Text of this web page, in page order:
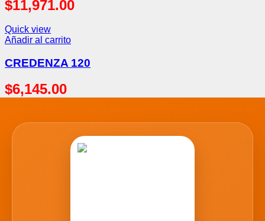
$11,971.00
Quick view
Añadir al carrito
CREDENZA 120
$6,145.00